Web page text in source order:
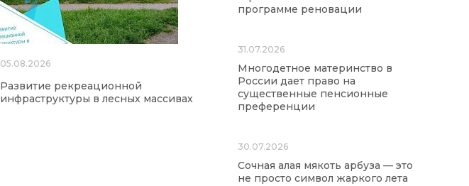
05.08.2026
Развитие рекреационной
инфраструктуры в лесных массивах
программе реновации
31.07.2026
Многодетное материнство в
России дает право на
существенные пенсионные
преференции
30.07.2026
Сочная алая мякоть арбуза — это
не просто символ жаркого лета